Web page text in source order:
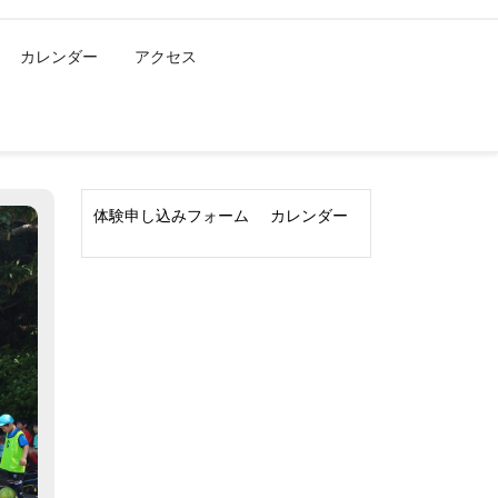
カレンダー アクセス
体験申し込みフォーム カレンダー